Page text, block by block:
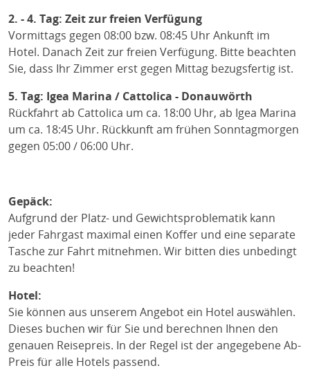
2. - 4. Tag: Zeit zur freien Verfügung
Vormittags gegen 08:00 bzw. 08:45 Uhr Ankunft im
Hotel. Danach Zeit zur freien Verfügung. Bitte beachten
Sie, dass Ihr Zimmer erst gegen Mittag bezugsfertig ist.
5. Tag: Igea Marina / Cattolica - Donauwörth
Rückfahrt ab Cattolica um ca. 18:00 Uhr, ab Igea Marina
um ca. 18:45 Uhr. Rückkunft am frühen Sonntagmorgen
gegen 05:00 / 06:00 Uhr.
Gepäck:
Aufgrund der Platz- und Gewichtsproblematik kann
jeder Fahrgast maximal einen Koffer und eine separate
Tasche zur Fahrt mitnehmen. Wir bitten dies unbedingt
zu beachten!
Hotel:
Sie können aus unserem Angebot ein Hotel auswählen.
Dieses buchen wir für Sie und berechnen Ihnen den
genauen Reisepreis. In der Regel ist der angegebene Ab-
Preis für alle Hotels passend.